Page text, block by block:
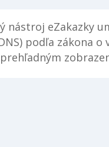
nástroj eZakazky
podľa zákona